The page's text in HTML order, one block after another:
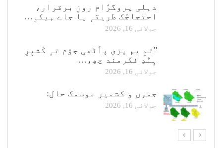
دہلی پروگرٛام روزِ برقرار،
احتجاجُک طریقہٕ یا جاے ہیکہِ…
جولائی 16, 2026
"تمِ یم پزی پٲٹھی جۆم تہٕ کٔشیٖرِ
ہٕنٛدِ فکرمند چھِ،…
جولائی 16, 2026
جموں و کشمیر موسمک حال:
جولائی 16, 2026